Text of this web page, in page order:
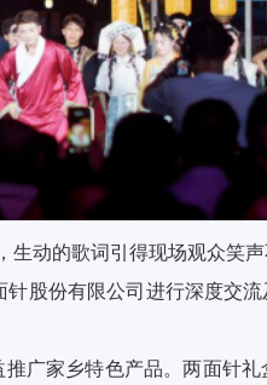
生动的歌词引得现场观众笑
股份有限公司进行深度交
广家乡特色产品。两面针